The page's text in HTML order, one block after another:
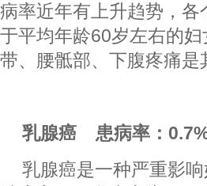
病率近年有上升趋势，
于平均年龄60岁左右的
带、腰骶部、下腹疼痛是
乳腺癌 患病率：
乳腺癌是一种严重影